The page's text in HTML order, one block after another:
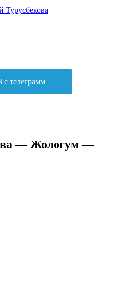
Турусбекова
с телеграмм
— Жологум —